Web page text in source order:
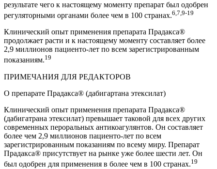
результате чего к настоящему моменту препарат был одобрен
регуляторными органами более чем в 100 странах.6,7,9-19
Клинический опыт применения препарата Прадакса®
продолжает расти и к настоящему моменту составляет более
2,9 миллионов пациенто-лет по всем зарегистрированным
показаниям.19
ПРИМЕЧАНИЯ ДЛЯ РЕДАКТОРОВ
О препарате Прадакса® (дабигартана этексилат)
Клинический опыт применения препарата Прадакса®
(дабигатрана этексилат) превышает таковой для всех других
современных пероральных антикоагулянтов. Он составляет
более чем 2,9 миллионов пациенто-лет по всем
зарегистрированным показаниям по всему миру. Препарат
Прадакса® присутствует на рынке уже более шести лет. Он
был одобрен для применения в более чем в 100 странах.19